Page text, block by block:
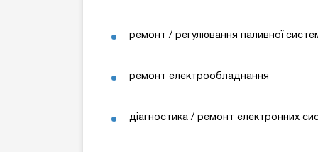
ремонт / регулювання паливної
ремонт електрообладнання
діагностика / ремонт електронних